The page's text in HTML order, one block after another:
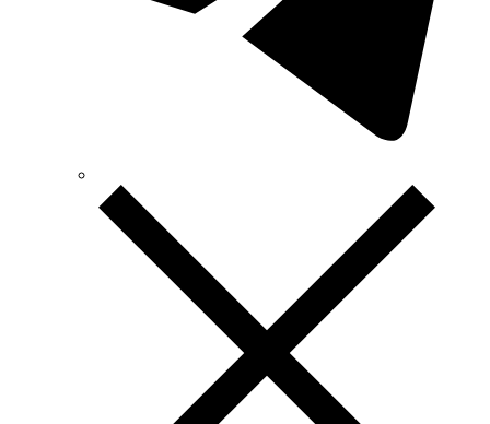
Vargo (Україна)
Vector VS
Vimar (Італія)
Volter (Україна)
Volterm (Україна)
Wago (Німеччина)
АС Привод (Україна)
АСКО-УКРЕМ (Україна)